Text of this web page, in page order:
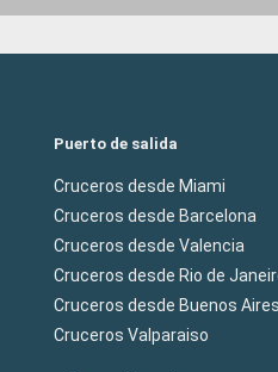
Puerto de salida
Cruceros desde Miami
Cruceros desde Barcelona
Cruceros desde Valencia
Cruceros desde Rio de
Cruceros desde Buenos Aires
Cruceros Valparaiso